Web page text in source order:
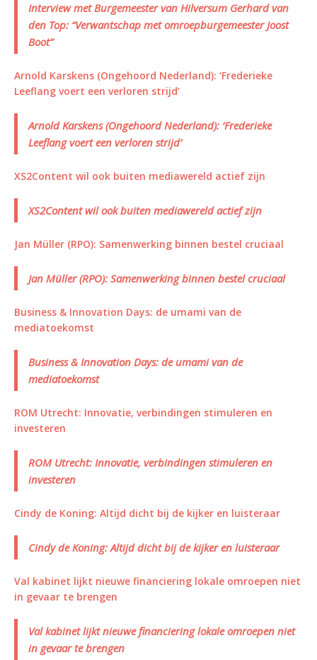
Interview met Burgemeester van Hilversum Gerhard van
den Top: “Verwantschap met omroepburgemeester Joost
Boot”
Arnold Karskens (Ongehoord Nederland): ‘Frederieke
Leeflang voert een verloren strijd’
Arnold Karskens (Ongehoord Nederland): ‘Frederieke
Leeflang voert een verloren strijd’
XS2Content wil ook buiten mediawereld actief zijn
XS2Content wil ook buiten mediawereld actief zijn
Jan Müller (RPO): Samenwerking binnen bestel cruciaal
Jan Müller (RPO): Samenwerking binnen bestel cruciaal
Business & Innovation Days: de umami van de
mediatoekomst
Business & Innovation Days: de umami van de
mediatoekomst
ROM Utrecht: Innovatie, verbindingen stimuleren en
investeren
ROM Utrecht: Innovatie, verbindingen stimuleren en
investeren
Cindy de Koning: Altijd dicht bij de kijker en luisteraar
Cindy de Koning: Altijd dicht bij de kijker en luisteraar
Val kabinet lijkt nieuwe financiering lokale omroepen niet
in gevaar te brengen
Val kabinet lijkt nieuwe financiering lokale omroepen niet
in gevaar te brengen